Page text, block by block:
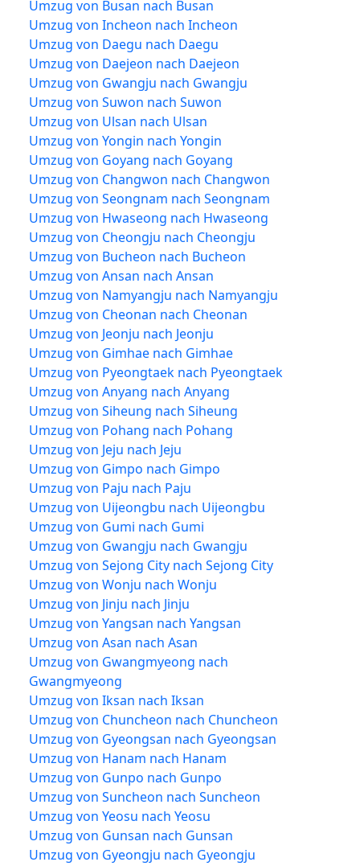
Umzug von Busan nach Busan
Umzug von Incheon nach Incheon
Umzug von Daegu nach Daegu
Umzug von Daejeon nach Daejeon
Umzug von Gwangju nach Gwangju
Umzug von Suwon nach Suwon
Umzug von Ulsan nach Ulsan
Umzug von Yongin nach Yongin
Umzug von Goyang nach Goyang
Umzug von Changwon nach Changwon
Umzug von Seongnam nach Seongnam
Umzug von Hwaseong nach Hwaseong
Umzug von Cheongju nach Cheongju
Umzug von Bucheon nach Bucheon
Umzug von Ansan nach Ansan
Umzug von Namyangju nach Namyangju
Umzug von Cheonan nach Cheonan
Umzug von Jeonju nach Jeonju
Umzug von Gimhae nach Gimhae
Umzug von Pyeongtaek nach Pyeongtaek
Umzug von Anyang nach Anyang
Umzug von Siheung nach Siheung
Umzug von Pohang nach Pohang
Umzug von Jeju nach Jeju
Umzug von Gimpo nach Gimpo
Umzug von Paju nach Paju
Umzug von Uijeongbu nach Uijeongbu
Umzug von Gumi nach Gumi
Umzug von Gwangju nach Gwangju
Umzug von Sejong City nach Sejong City
Umzug von Wonju nach Wonju
Umzug von Jinju nach Jinju
Umzug von Yangsan nach Yangsan
Umzug von Asan nach Asan
Umzug von Gwangmyeong nach
Gwangmyeong
Umzug von Iksan nach Iksan
Umzug von Chuncheon nach Chuncheon
Umzug von Gyeongsan nach Gyeongsan
Umzug von Hanam nach Hanam
Umzug von Gunpo nach Gunpo
Umzug von Suncheon nach Suncheon
Umzug von Yeosu nach Yeosu
Umzug von Gunsan nach Gunsan
Umzug von Gyeongju nach Gyeongju